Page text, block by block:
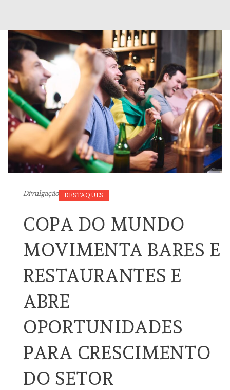
Divulgação DESTAQUES
COPA DO MUNDO
MOVIMENTA BARES E
RESTAURANTES E
ABRE
OPORTUNIDADES
PARA CRESCIMENTO
DO SETOR